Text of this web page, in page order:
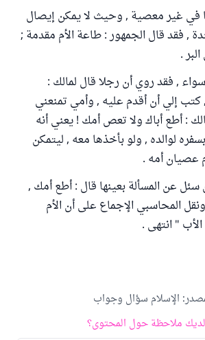
في غير معصية , وحيث لا يمكن إيصال
, فقد قال الجمهور : طاعة الأم مقدمة ;
.
, فقد روي أن رجلا قال لمالك :
إلي أن أقدم عليه , وأمي تمنعني
: أطع أباك ولا تعص أمك ! يعني أنه
لوالده , ولو بأخذها معه , ليتمكن
عصيان أمه .
عن المسألة بعينها قال : أطع أمك ,
المحاسبي الإجماع على أن الأم
" انتهى .
: الإسلام سؤال وجواب
ملاحظة حول المحتوى؟